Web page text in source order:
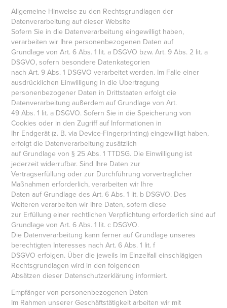
Allgemeine Hinweise zu den Rechtsgrundlagen der
Datenverarbeitung auf dieser Website
Sofern Sie in die Datenverarbeitung eingewilligt haben,
verarbeiten wir Ihre personenbezogenen Daten auf
Grundlage von Art. 6 Abs. 1 lit. a DSGVO bzw. Art. 9 Abs. 2 lit. a
DSGVO, sofern besondere Datenkategorien
nach Art. 9 Abs. 1 DSGVO verarbeitet werden. Im Falle einer
ausdrücklichen Einwilligung in die Übertragung
personenbezogener Daten in Drittstaaten erfolgt die
Datenverarbeitung außerdem auf Grundlage von Art.
49 Abs. 1 lit. a DSGVO. Sofern Sie in die Speicherung von
Cookies oder in den Zugriff auf Informationen in
Ihr Endgerät (z. B. via Device-Fingerprinting) eingewilligt haben,
erfolgt die Datenverarbeitung zusätzlich
auf Grundlage von § 25 Abs. 1 TTDSG. Die Einwilligung ist
jederzeit widerrufbar. Sind Ihre Daten zur
Vertragserfüllung oder zur Durchführung vorvertraglicher
Maßnahmen erforderlich, verarbeiten wir Ihre
Daten auf Grundlage des Art. 6 Abs. 1 lit. b DSGVO. Des
Weiteren verarbeiten wir Ihre Daten, sofern diese
zur Erfüllung einer rechtlichen Verpflichtung erforderlich sind auf
Grundlage von Art. 6 Abs. 1 lit. c DSGVO.
Die Datenverarbeitung kann ferner auf Grundlage unseres
berechtigten Interesses nach Art. 6 Abs. 1 lit. f
DSGVO erfolgen. Über die jeweils im Einzelfall einschlägigen
Rechtsgrundlagen wird in den folgenden
Absätzen dieser Datenschutzerklärung informiert.
Empfänger von personenbezogenen Daten
Im Rahmen unserer Geschäftstätigkeit arbeiten wir mit